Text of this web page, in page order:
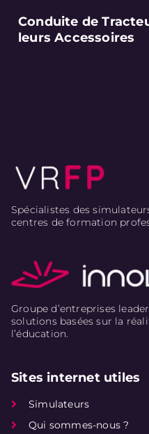
Conduite de
leurs Accessoires
Spécialistes des
centres de formation
Groupe d’entreprises
solutions basées sur la
l’éducation.
Sites internet utiles
Simulateurs
Qui sommes-nous ?